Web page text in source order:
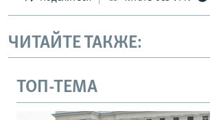
ЧИТАЙТЕ ТАКЖЕ:
ТОП-ТЕМА